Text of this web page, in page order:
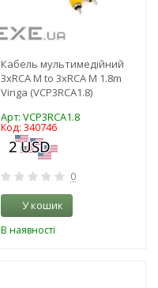
Кабель мультимедійний
3xRCA M to 3xRCA M 1.8m
Vinga (VCP3RCA1.8)
Арт: VCP3RCA1.8
Код: 340746
0
У кошик
В наявності